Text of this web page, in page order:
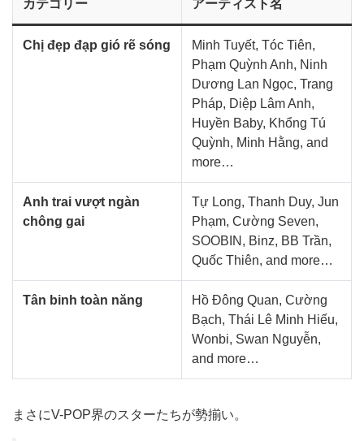
カテゴリー アーティスト名
Chị đẹp đạp gió rẽ sóng
Minh Tuyết, Tóc Tiên,
Phạm Quỳnh Anh, Ninh
Dương Lan Ngọc, Trang
Pháp, Diệp Lâm Anh,
Huyền Baby, Khổng Tú
Quỳnh, Minh Hằng, and
more…
Anh trai vượt ngàn
chông gai
Tự Long, Thanh Duy, Jun
Phạm, Cường Seven,
SOOBIN, Binz, BB Trần,
Quốc Thiên, and more…
Tân binh toàn năng
Hồ Đông Quan, Cường
Bạch, Thái Lê Minh Hiếu,
Wonbi, Swan Nguyễn,
and more…
まさにV-POP界のスターたちが勢揃い。